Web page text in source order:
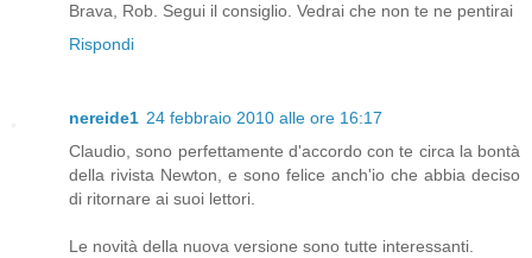
Brava, Rob. Segui il consiglio. Vedrai che non te ne pentirai
Rispondi
nereide1 24 febbraio 2010 alle ore 16:17
Claudio, sono perfettamente d'accordo con te circa la bontà
della rivista Newton, e sono felice anch'io che abbia deciso
di ritornare ai suoi lettori.
Le novità della nuova versione sono tutte interessanti.